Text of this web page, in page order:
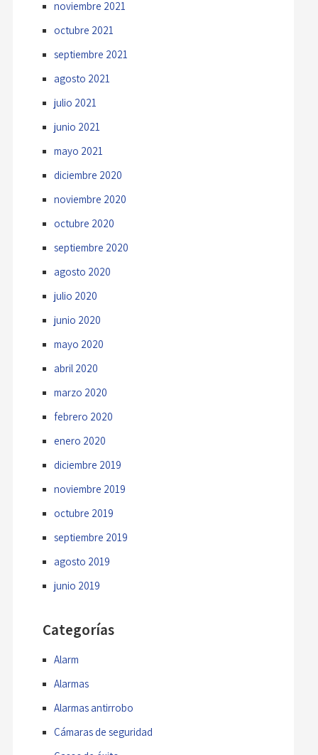
noviembre 2021
octubre 2021
septiembre 2021
agosto 2021
julio 2021
junio 2021
mayo 2021
diciembre 2020
noviembre 2020
octubre 2020
septiembre 2020
agosto 2020
julio 2020
junio 2020
mayo 2020
abril 2020
marzo 2020
febrero 2020
enero 2020
diciembre 2019
noviembre 2019
octubre 2019
septiembre 2019
agosto 2019
junio 2019
Categorías
Alarm
Alarmas
Alarmas antirrobo
Cámaras de seguridad